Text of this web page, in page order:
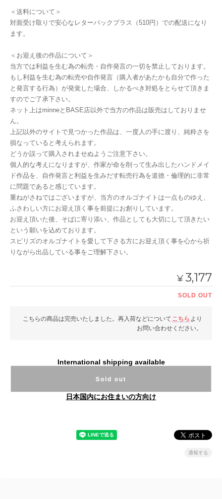
＜送料について＞
対面受け取りで安心なレターパックプラス（510円）での配送になり
ます。
＜お迎え後の作品について＞
当方では利益を生む為の転売・自作発言の一切を禁止しております。
もし利益を生む為の転売や自作発言（購入者があたかも自分で作った
と発言する行為）が発覚した場合、しかるべき対処をとらせて頂きま
すのでご了承下さい。
ネット上はminneとBASE店以外で当方の作品は販売はしておりませ
ん。
上記以外のサイトで見つかった作品は、一度人の手に渡り、純粋さを
損なっていると考えられます。
どうか誤って購入されませぬようご注意下さい。
個人的な考えになりますが、作家が命を削って生み出したハンドメイ
ド作品を、自作発言と利益を生みだす転売行為を道徳・倫理的に非常
に問題であると感じています。
重ねがさねではございますが、当方のオルゴナイトは一点ものゆえ、
ふさわしい方にお迎え頂く事を前提にお創りしています。
お迎え頂いた後、そばに寄り添い、作品としても大切にして頂きたい
という願いを込めております。
スピリズのオルゴナイトを愛して下さる方にお迎え頂く事を心から祈
りながら出品している事をご理解下さい。
¥3,177
SOLD OUT
こちらの商品は完売いたしました。再入荷などについて こちら より
お問い合わせください。
International shipping available
Sold out
日本国内にお住まいの方向け
通報する